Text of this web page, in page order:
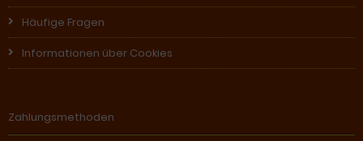
Häufige Fragen
Informationen über Cookies
Zahlungsmethoden